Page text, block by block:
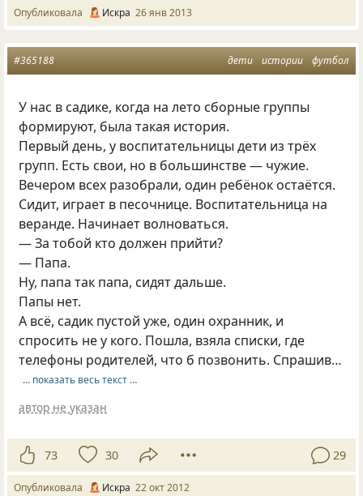
Опубликовала Искра 26 янв 2013
дети истории футбол
#365188
У нас в садике, когда на лето сборные группы
формируют, была такая история.
Первый день, у воспитательницы дети из трёх
групп. Есть свои, но в большинстве — чужие.
Вечером всех разобрали, один ребёнок остаётся.
Сидит, играет в песочнице. Воспитательница на
веранде. Начинает волноваться.
— За тобой кто должен прийти?
— Папа.
Ну, папа так папа, сидят дальше.
Папы нет.
А всё, садик пустой уже, один охранник, и
спросить не у кого. Пошла, взяла списки, где
телефоны родителей, что б позвонить. Спрашив…
… показать весь текст …
автор не указан
73 30 29
Опубликовала Искра 22 окт 2012